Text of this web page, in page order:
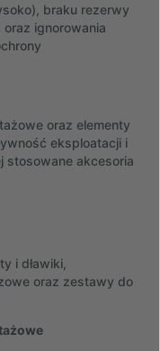
braku rezerwy
ignorowania
oraz elementy
eksploatacji i
stosowane akcesoria
i dławiki,
oraz zestawy do